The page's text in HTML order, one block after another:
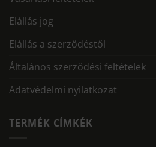
Elállás jog
Elállás a szerződéstől
Általános szerződési feltételek
Adatvédelmi nyilatkozat
TERMÉK CÍMKÉK